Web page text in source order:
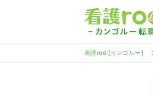
看護roo![カンゴルー]